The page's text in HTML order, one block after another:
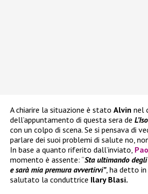
A chiarire la situazione è stato Alvin nel
dell’appuntamento di questa sera de
con un colpo di scena. Se si pensava di
parlare dei suoi problemi di salute no,
In base a quanto riferito dall’inviato,
momento è assente: “Sta ultimando
e sarà mia premura avvertirvi”, ha detto
salutato la conduttrice Ilary Blasi.